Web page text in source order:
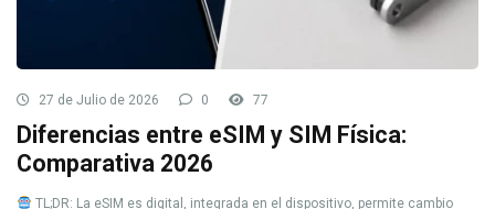
27 de Julio de 2026 0 77
Diferencias entre eSIM y SIM Física:
Comparativa 2026
TL;DR: La eSIM es digital, integrada en el dispositivo, permite cambio